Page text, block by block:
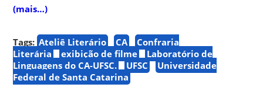
(mais…)
Tags: Ateliê Literário CA
Confraria
Literária
exibição de filme
Laboratório de
Linguagens do CA-UFSC.
UFSC
Universidade
Federal de Santa Catarina